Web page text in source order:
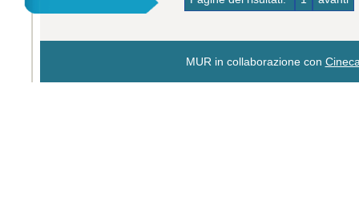
MUR in collaborazione con